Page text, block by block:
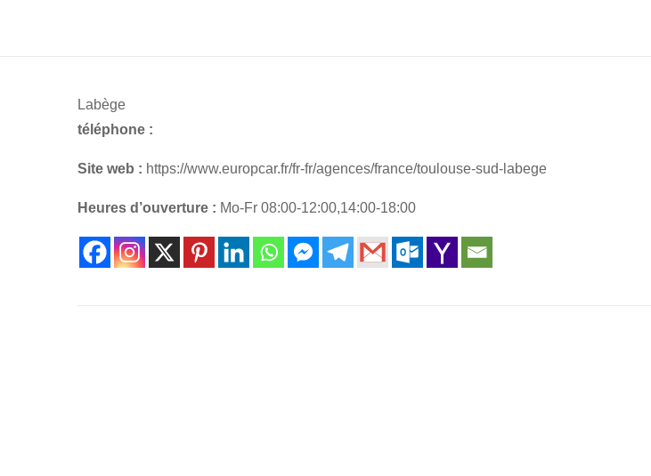
Labège
téléphone :
Site web : https://www.europcar.fr/fr-fr/agences/france/toulouse-sud-labege
Heures d’ouverture : Mo-Fr 08:00-12:00,14:00-18:00